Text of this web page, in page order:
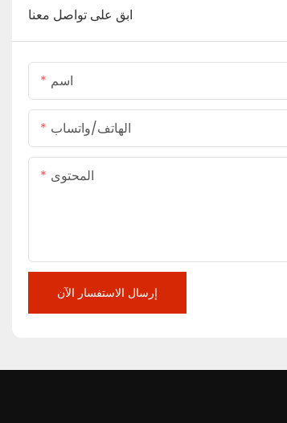
ابق على تواصل معنا
اسم
الهاتف/واتساب
المحتوى
إرسال الاستفسار الآن